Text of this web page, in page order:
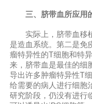
三、脐带血所应用
实际上，脐带血移
是造血系统。第二是免
瘤特异性的T细胞和特
来，脐带血是最佳的细
导出许多肿瘤特异性T
给需要的病人进行细胞
研究阶段，仍没有进行